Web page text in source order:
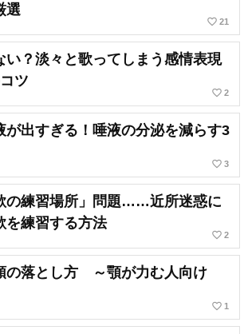
選
favorite_border 21
い？淡々と歌ってしまう感情表現
ツ
favorite_border 2
が出すぎる！唾液の分泌を減らす3
favorite_border 3
の練習場所」問題……近所迷惑に
を練習する方法
favorite_border 2
の落とし方 ～顎が力む人向け
favorite_border 1